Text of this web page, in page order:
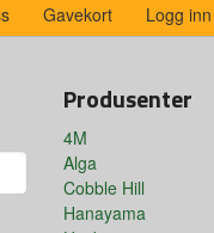
Gavekort Logg inn
Produsenter
4M
Alga
Cobble Hill
Hanayama